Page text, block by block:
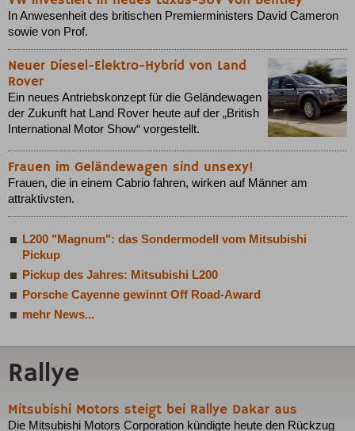
In Anwesenheit des britischen Premierministers David Cameron
sowie von Prof.
Neuer Diesel-Elektro-Hybrid von Land
Rover
Ein neues Antriebskonzept für die Geländewagen
der Zukunft hat Land Rover heute auf der „British
International Motor Show“ vorgestellt.
Frauen im Geländewagen sind unsexy!
Frauen, die in einem Cabrio fahren, wirken auf Männer am
attraktivsten.
L200 "Magnum": das Sondermodell vom Mitsubishi
Pickup
Pickup des Jahres: Mitsubishi L200
Porsche Cayenne gewinnt Off Road-Award
mehr News...
Rallye
Mitsubishi Motors steigt bei Rallye Dakar aus
Die Mitsubishi Motors Corporation kündigte heute den Rückzug